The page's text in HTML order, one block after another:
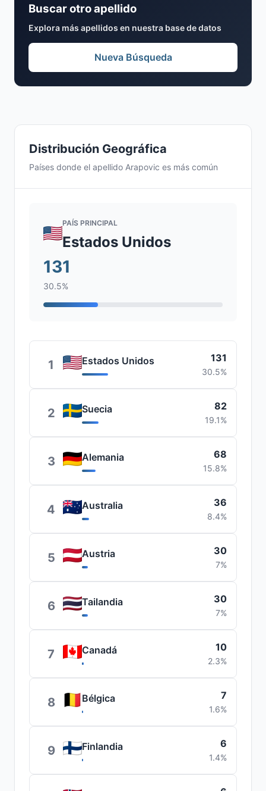
Distribución Geográfica
Países donde el apellido Arapovic es más común
PAÍS PRINCIPAL
Estados Unidos
131
30.5%
1 Estados Unidos 131
30.5%
2 Suecia 82
19.1%
3 Alemania 68
15.8%
4 Australia 36
8.4%
5 Austria 30
7%
6 Tailandia 30
7%
7 Canadá 10
2.3%
8 Bélgica 7
1.6%
9 Finlandia 6
1.4%
Buscar otro apellido
Explora más apellidos en nuestra base de datos
Nueva Búsqueda